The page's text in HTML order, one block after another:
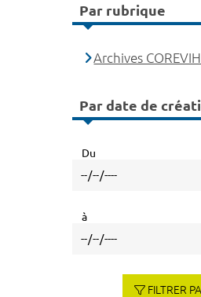
Par rubrique
Archives
Par date de
Du
à
FILTRER